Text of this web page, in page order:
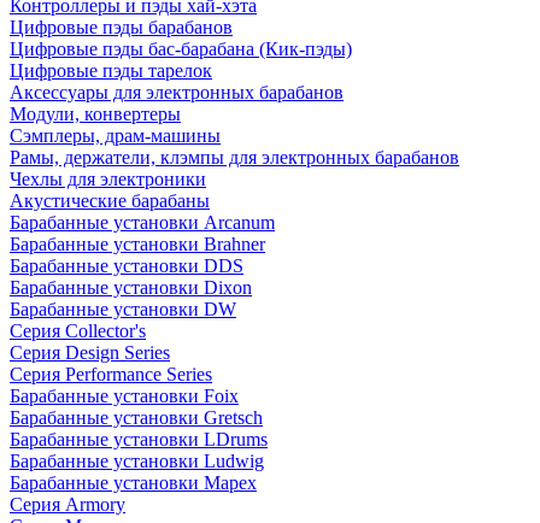
Контроллеры и пэды хай-хэта
Цифровые пэды барабанов
Цифровые пэды бас-барабана (Кик-пэды)
Цифровые пэды тарелок
Аксессуары для электронных барабанов
Модули, конвертеры
Сэмплеры, драм-машины
Рамы, держатели, клэмпы для электронных барабанов
Чехлы для электроники
Акустические барабаны
Барабанные установки Arcanum
Барабанные установки Brahner
Барабанные установки DDS
Барабанные установки Dixon
Барабанные установки DW
Серия Collector's
Серия Design Series
Серия Performance Series
Барабанные установки Foix
Барабанные установки Gretsch
Барабанные установки LDrums
Барабанные установки Ludwig
Барабанные установки Mapex
Серия Armory